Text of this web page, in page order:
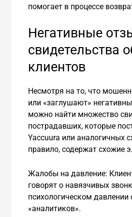
помогает в процессе
Негативные
свидетельства
клиентов
Несмотря на то, что
или «заглушают»
можно найти множество
пострадавших, которые
Yaccuura или аналогичных
правило, содержат схожие
Жалобы на давление:
говорят о навязчивых
психологическом давлении
«аналитиков».